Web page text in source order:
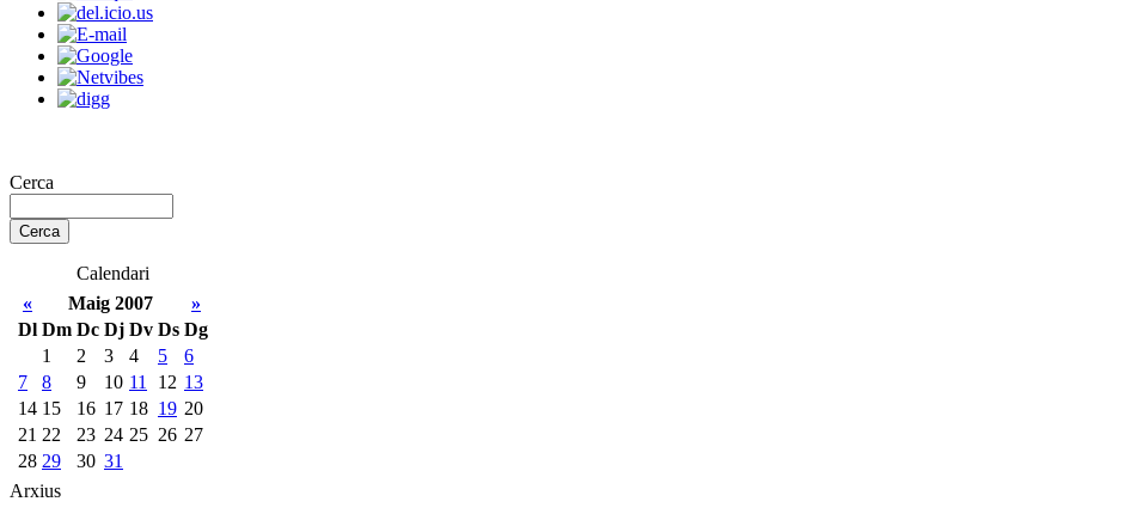
Cerca
Calendari
«
Maig 2007
»
Dl Dm Dc Dj Dv Ds Dg
1
2 3 4 5
6
7
8 9 10 11 12 13
14 15 16 17 18 19 20
21 22 23 24 25 26 27
28 29 30 31
Arxius